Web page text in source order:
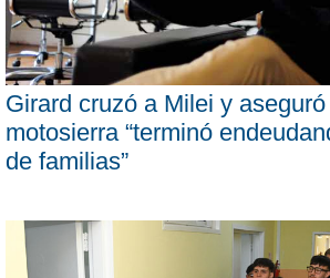
Girard cruzó a Milei y
motosierra “terminó
de familias”